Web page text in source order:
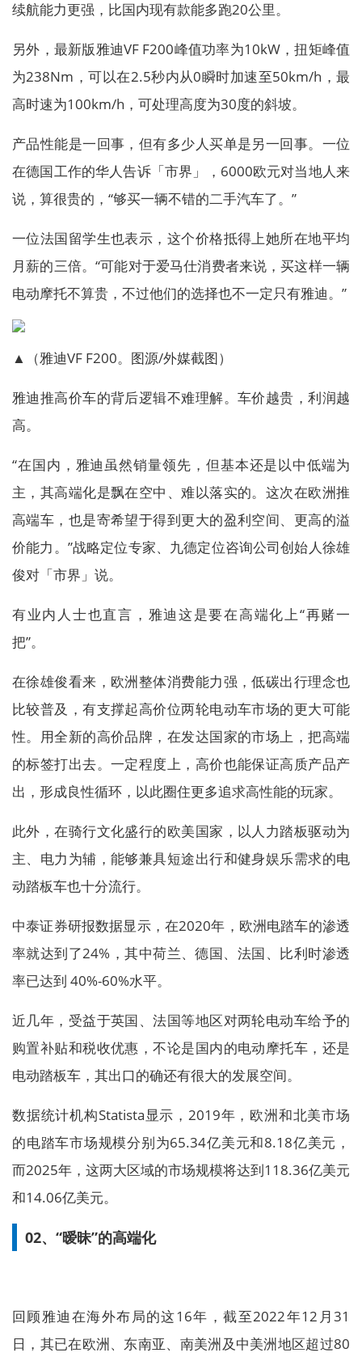
续航能力更强，比国内现有款能多跑20公里。
另外，最新版雅迪VF F200峰值功率为10kW，扭矩峰值
为238Nm，可以在2.5秒内从0瞬时加速至50km/h，最
高时速为100km/h，可处理高度为30度的斜坡。
产品性能是一回事，但有多少人买单是另一回事。一位
在德国工作的华人告诉「市界」，6000欧元对当地人来
说，算很贵的，“够买一辆不错的二手汽车了。”
一位法国留学生也表示，这个价格抵得上她所在地平均
月薪的三倍。“可能对于爱马仕消费者来说，买这样一辆
电动摩托不算贵，不过他们的选择也不一定只有雅迪。”
▲（雅迪VF F200。图源/外媒截图）
雅迪推高价车的背后逻辑不难理解。车价越贵，利润越
高。
“在国内，雅迪虽然销量领先，但基本还是以中低端为
主，其高端化是飘在空中、难以落实的。这次在欧洲推
高端车，也是寄希望于得到更大的盈利空间、更高的溢
价能力。”战略定位专家、九德定位咨询公司创始人徐雄
俊对「市界」说。
有业内人士也直言，雅迪这是要在高端化上“再赌一
把”。
在徐雄俊看来，欧洲整体消费能力强，低碳出行理念也
比较普及，有支撑起高价位两轮电动车市场的更大可能
性。用全新的高价品牌，在发达国家的市场上，把高端
的标签打出去。一定程度上，高价也能保证高质产品产
出，形成良性循环，以此圈住更多追求高性能的玩家。
此外，在骑行文化盛行的欧美国家，以人力踏板驱动为
主、电力为辅，能够兼具短途出行和健身娱乐需求的电
动踏板车也十分流行。
中泰证券研报数据显示，在2020年，欧洲电踏车的渗透
率就达到了24%，其中荷兰、德国、法国、比利时渗透
率已达到 40%-60%水平。
近几年，受益于英国、法国等地区对两轮电动车给予的
购置补贴和税收优惠，不论是国内的电动摩托车，还是
电动踏板车，其出口的确还有很大的发展空间。
数据统计机构Statista显示，2019年，欧洲和北美市场
的电踏车市场规模分别为65.34亿美元和8.18亿美元，
而2025年，这两大区域的市场规模将达到118.36亿美元
和14.06亿美元。
02、“暧昧”的高端化
回顾雅迪在海外布局的这16年，截至2022年12月31
日，其已在欧洲、东南亚、南美洲及中美洲地区超过80